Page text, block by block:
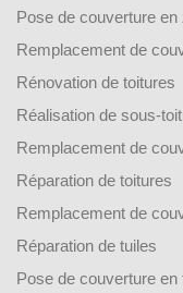
Pose de couverture en
Remplacement de
Rénovation de toitures
Réalisation de sous-
Remplacement de
Réparation de toitures
Remplacement de
Réparation de tuiles
Pose de couverture en